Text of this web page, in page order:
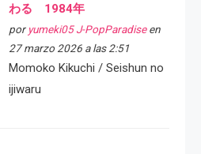
わる 1984年
por yumeki05 J-PopParadiseen
27 marzo 2026 a las 2:51
Momoko Kikuchi / Seishun no
ijiwaru